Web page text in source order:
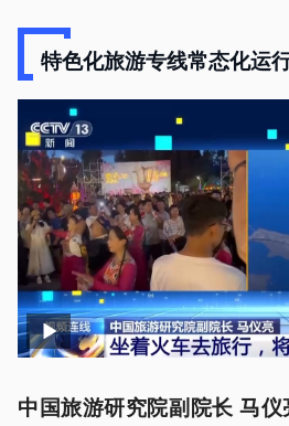
特色化旅游专线常态化运
中国旅游研究院副院长 马仪